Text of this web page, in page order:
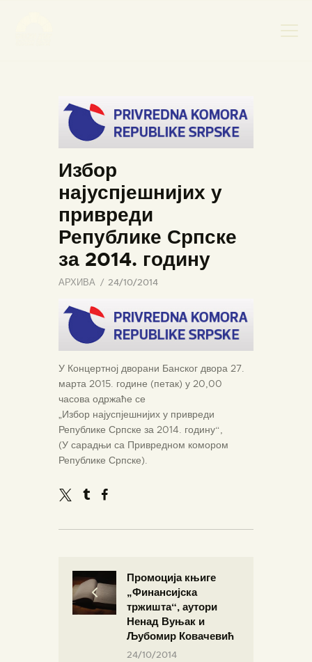
НАСЛОВНА
НОВОСТИ
НАЈАВА ДОГАЂАЈА
БАНСКИ ДВОР
ФОТОГРАФИЈЕ
ВИДЕО
КОНТАКТ
Избор
најуспјешнијих у
привреди
Републике Српске
за 2014. годину
АРХИВА 24/10/2014
У Концертној дворани Банског двора 27.
марта 2015. године (петак) у 20,00
часова одржаће се
„Избор најуспјешнијих у привреди
Републике Српске за 2014. годину“,
(У сарадњи са Привредном комором
Републике Српске).
Промоција књиге
„Финансијска
тржишта“, аутори
Ненад Вуњак и
Љубомир Ковачевић
24/10/2014